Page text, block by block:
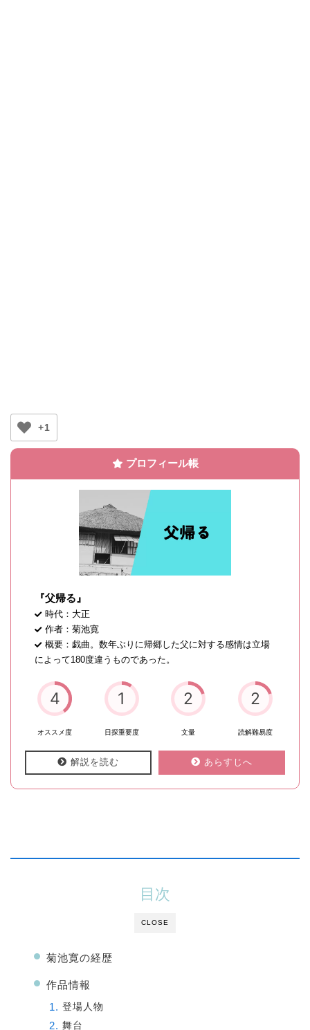
+1
プロフィール帳
『父帰る』
時代：大正
作者：菊池寛
概要：戯曲。数年ぶりに帰郷した父に対する感情は立場
によって180度違うものであった。
4
オススメ度
1
日探重要度
2
文量
2
読解難易度
解説を読む あらすじへ
CLOSE
目次
菊池寛の経歴
作品情報
登場人物
舞台